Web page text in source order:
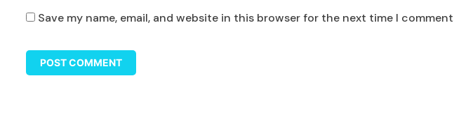
Save my name, email, and website in this browser for the next time I